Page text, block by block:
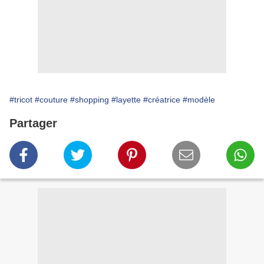
#tricot #couture #shopping #layette #créatrice #modèle
Partager